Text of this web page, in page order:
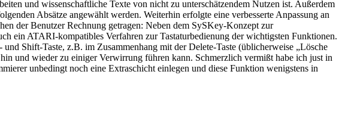
und wissenschaftliche Texte von nicht zu unterschätzendem Nutzen ist. Außerdem
Absätze angewählt werden. Weiterhin erfolgte eine verbesserte Anpassung an
der Benutzer Rechnung getragen: Neben dem SySKey-Konzept zur
ein ATARI-kompatibles Verfahren zur Tastaturbedienung der wichtigsten Funktionen.
Shift-Taste, z.B. im Zusammenhang mit der Delete-Taste (üblicherweise „Lösche
und wieder zu einiger Verwirrung führen kann. Schmerzlich vermißt habe ich just in
unbedingt noch eine Extraschicht einlegen und diese Funktion wenigstens in